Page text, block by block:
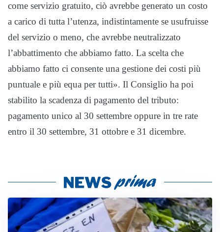
come servizio gratuito, ciò avrebbe generato un costo
a carico di tutta l’utenza, indistintamente se usufruisse
del servizio o meno, che avrebbe neutralizzato
l’abbattimento che abbiamo fatto. La scelta che
abbiamo fatto ci consente una gestione dei costi più
puntuale e più equa per tutti». Il Consiglio ha poi
stabilito la scadenza di pagamento del tributo:
pagamento unico al 30 settembre oppure in tre rate
entro il 30 settembre, 31 ottobre e 31 dicembre.